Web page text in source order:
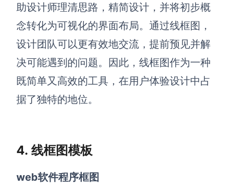
助设计师理清思路，精简设计，并将初步概
念转化为可视化的界面布局。通过线框图，
设计团队可以更有效地交流，提前预见并解
决可能遇到的问题。因此，线框图作为一种
既简单又高效的工具，在用户体验设计中占
据了独特的地位。
4. 线框图模板
web软件程序框图